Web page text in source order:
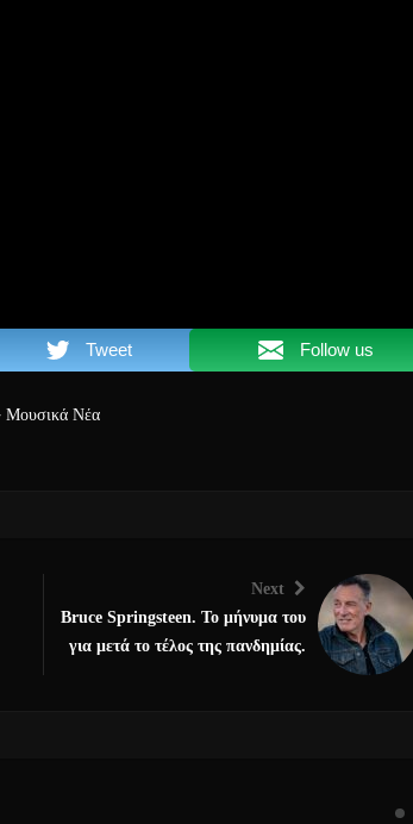
Tweet Follow us
Μουσικά Νέα
Next
Bruce Springsteen. Το μήνυμα του
για μετά το τέλος της πανδημίας.